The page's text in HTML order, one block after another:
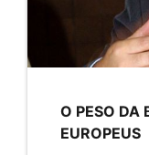
O PESO DA
EUROPEUS